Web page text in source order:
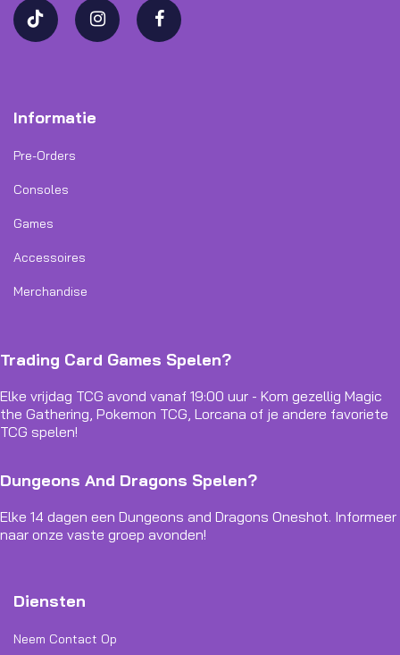
Informatie
Pre-Orders
Consoles
Games
Accessoires
Merchandise
Trading Card Games Spelen?
Elke vrijdag TCG avond vanaf 19:00 uur - Kom gezellig Magic
the Gathering, Pokemon TCG, Lorcana of je andere favoriete
TCG spelen!
Dungeons And Dragons Spelen?
Elke 14 dagen een Dungeons and Dragons Oneshot. Informeer
naar onze vaste groep avonden!
Diensten
Neem Contact Op